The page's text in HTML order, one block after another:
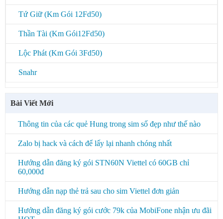
Tứ Giữ (Km Gói 12Fd50)
Thần Tài (Km Gói12Fd50)
Lộc Phát (Km Gói 3Fd50)
Snahr
Bài Viết Mới
Thông tin của các quẻ Hung trong sim số đẹp như thế nào
Zalo bị hack và cách để lấy lại nhanh chóng nhất
Hướng dẫn đăng ký gói STN60N Viettel có 60GB chỉ
60,000đ
Hướng dẫn nạp thẻ trả sau cho sim Viettel đơn giản
Hướng dẫn đăng ký gói cước 79k của MobiFone nhận ưu đãi